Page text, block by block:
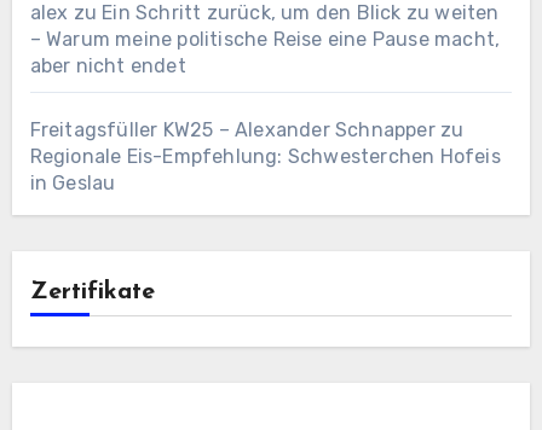
alex zu Ein Schritt zurück, um den Blick zu weiten
– Warum meine politische Reise eine Pause macht,
aber nicht endet
Freitagsfüller KW25 – Alexander Schnapperzu
Regionale Eis-Empfehlung: Schwesterchen Hofeis
in Geslau
Zertifikate